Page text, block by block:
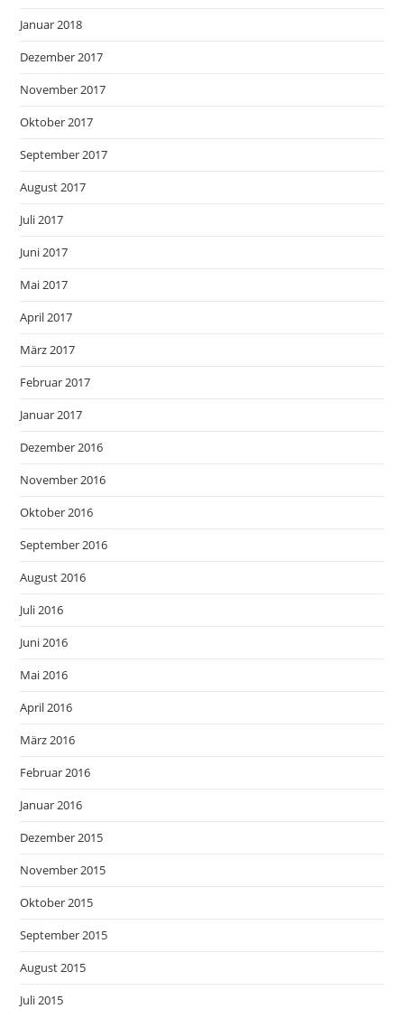
Januar 2018
Dezember 2017
November 2017
Oktober 2017
September 2017
August 2017
Juli 2017
Juni 2017
Mai 2017
April 2017
März 2017
Februar 2017
Januar 2017
Dezember 2016
November 2016
Oktober 2016
September 2016
August 2016
Juli 2016
Juni 2016
Mai 2016
April 2016
März 2016
Februar 2016
Januar 2016
Dezember 2015
November 2015
Oktober 2015
September 2015
August 2015
Juli 2015